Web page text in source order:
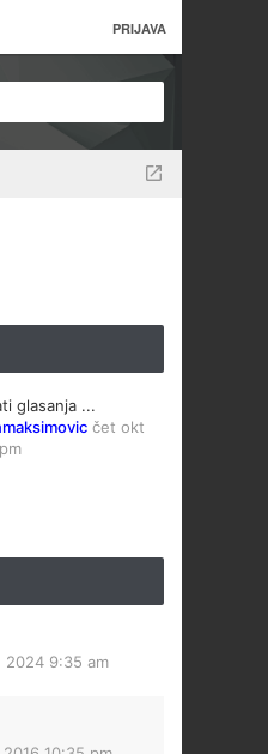
PRIJAVA
glasanja ...
čet okt
2024 9:35 am